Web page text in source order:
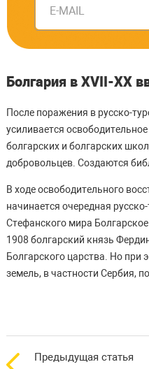
E-MAIL
Болгария в XVII-XX
После поражения в русско-
усиливается
болгарских и болгарских
добровольцев. Создаются
В ходе освободительного
начинается очередная
Стефанского мира
1908 болгарский князь
Болгарского царства. Но при
земель, в частности Сербия,
Предыдущая статья